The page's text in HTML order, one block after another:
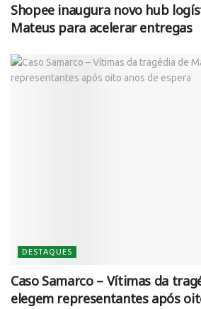
Shopee inaugura novo hub
Mateus para acelerar entregas
DESTAQUES
Caso Samarco – Vítimas da
elegem representantes após